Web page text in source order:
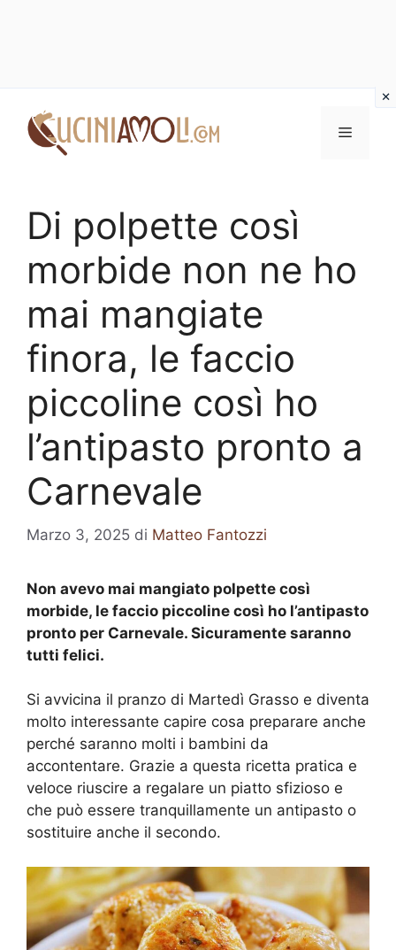
contenuto
Menu
Di polpette così
morbide non ne ho
mai mangiate
finora, le faccio
piccoline così ho
l’antipasto pronto a
Carnevale
Marzo 3, 2025 di Matteo Fantozzi
Non avevo mai mangiato polpette così
morbide, le faccio piccoline così ho l’antipasto
pronto per Carnevale. Sicuramente saranno
tutti felici.
Si avvicina il pranzo di Martedì Grasso e diventa
molto interessante capire cosa preparare anche
perché saranno molti i bambini da
accontentare. Grazie a questa ricetta pratica e
veloce riuscire a regalare un piatto sfizioso e
che può essere tranquillamente un antipasto o
sostituire anche il secondo.